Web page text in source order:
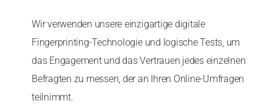
Wir verwenden unsere einzigartige digitale
Fingerprinting-Technologie und logische Tests, um
das Engagement und das Vertrauen jedes einzelnen
Befragten zu messen, der an Ihren Online-Umfragen
teilnimmt.